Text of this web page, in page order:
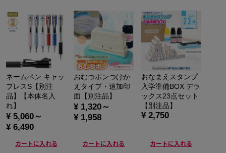
ネームペン キャッ
プレスS【別注
品】【本体名入
れ】
¥ 5,060～
¥ 6,490
カートに入れる
おむつポンつけか
えタイプ・追加印
面【別注品】
¥ 1,320～
¥ 1,958
カートに入れる
おなまえスタンプ
入学準備BOX デラ
ックス23点セット
【別注品】
¥ 2,750
カートに入れる